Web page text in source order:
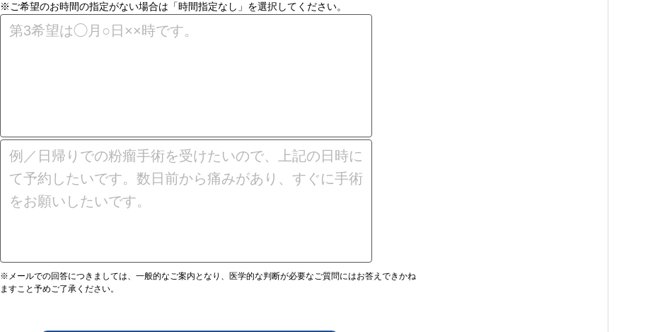
※ご希望のお時間の指定がない場合は「時間指定なし」を選択してください。
※メールでの回答につきましては、一般的なご案内となり、医学的な判断が必要なご質問にはお答えできかね
ますこと予めご了承ください。